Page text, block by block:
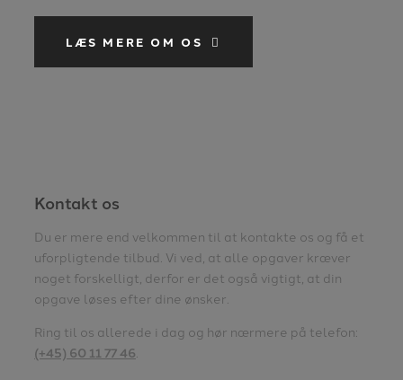
LÆS MERE OM OS
Kontakt os
Du er mere end velkommen til at kontakte os og få et
uforpligtende tilbud. Vi ved, at alle opgaver kræver
noget forskelligt, derfor er det også vigtigt, at din
opgave løses efter dine ønsker.
Ring til os allerede i dag og hør nærmere på telefon:
(+45) 60 11 77 46.